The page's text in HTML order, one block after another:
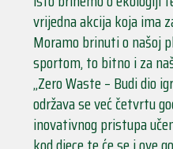
vrijedna akcija koja ima
Moramo brinuti o našoj
sportom, to bitno i za
„Zero Waste – Budi dio
održava se već četvrtu
inovativnog pristupa